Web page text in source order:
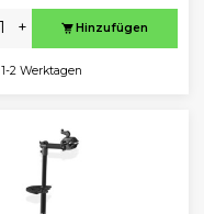
+ Hinzufügen
1-2 Werktagen